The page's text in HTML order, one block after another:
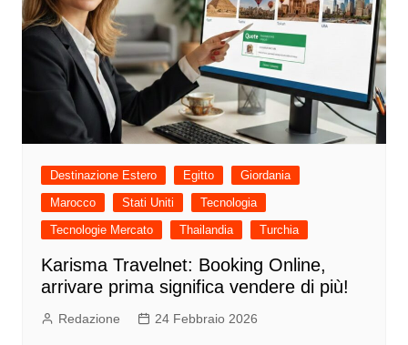
Destinazione Estero Egitto
Giordania
Marocco
Stati Uniti
Tecnologia
Tecnologie Mercato
Thailandia Turchia
Karisma Travelnet: Booking Online,
arrivare prima significa vendere di più!
Redazione 24 Febbraio 2026